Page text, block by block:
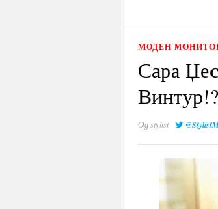
МОДЕН
Сара
Винтур!?
Одstylist